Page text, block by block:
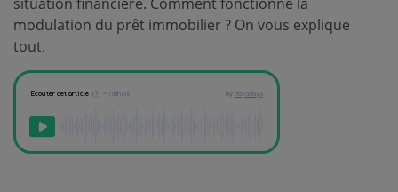
modulation du prêt immobilier ? On vous explique
tout.